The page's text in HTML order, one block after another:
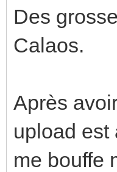
Des
Calaos.
Après
upload est
me bouffe